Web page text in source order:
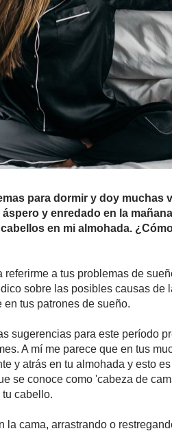
para dormir y doy muchas
y enredado en la
en mi almohada.
a tus problemas de
sobre las posibles causas de
tus patrones de sueño.
sugerencias para este período
A mí me parece que en tus
y atrás en tu almohada y esto
se conoce como 'cabeza de
cabello.
la cama, arrastrando o